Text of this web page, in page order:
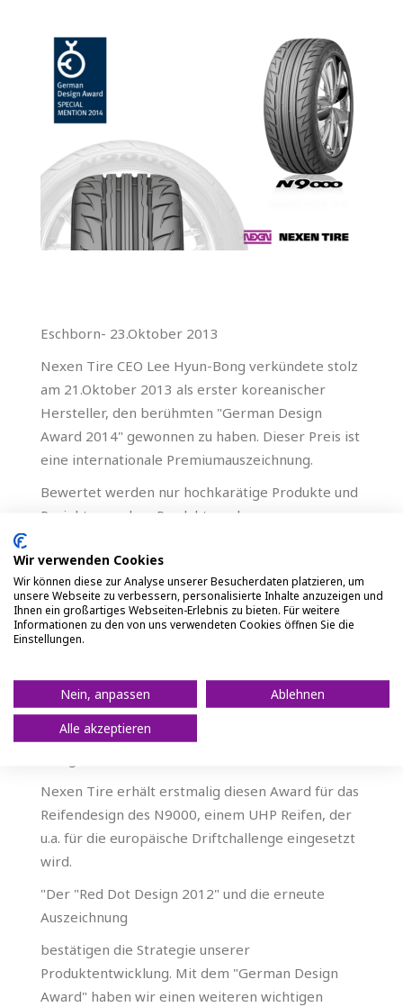
Eschborn- 23.Oktober 2013
Nexen Tire CEO Lee Hyun-Bong verkündete stolz
am 21.Oktober 2013 als erster koreanischer
Hersteller, den berühmten "German Design
Award 2014" gewonnen zu haben. Dieser Preis ist
eine internationale Premiumauszeichnung.
Bewertet werden nur hochkarätige Produkte und
Projekte aus dem Produkt- und
und Nachwuchsdesigner, die alle auf ihre Art
Trendsetter und richtungs- weisend in der
deutschen und internationalen Designlandschaft
sind.
Awards unterstützt seit 60 Jahren das deutsche
Designgeschehen und die Wirtschaft in allen
Designfragen - sie steht für eine lange
Nexen Tire erhält erstmalig diesen Award für das
Reifendesign des N9000, einem UHP Reifen, der
u.a. für die europäische Driftchallenge eingesetzt
wird.
"Der "Red Dot Design 2012" und die erneute
Auszeichnung
bestätigen die Strategie unserer
Produktentwicklung. Mit dem "German Design
Award" haben wir einen weiteren wichtigen
Wir verwenden Cookies
Wir können diese zur Analyse unserer Besucherdaten platzieren, um
unsere Webseite zu verbessern, personalisierte Inhalte anzuzeigen und
Ihnen ein großartiges Webseiten-Erlebnis zu bieten. Für weitere
Informationen zu den von uns verwendeten Cookies öffnen Sie die
Einstellungen.
Nein, anpassen
Ablehnen
Alle akzeptieren